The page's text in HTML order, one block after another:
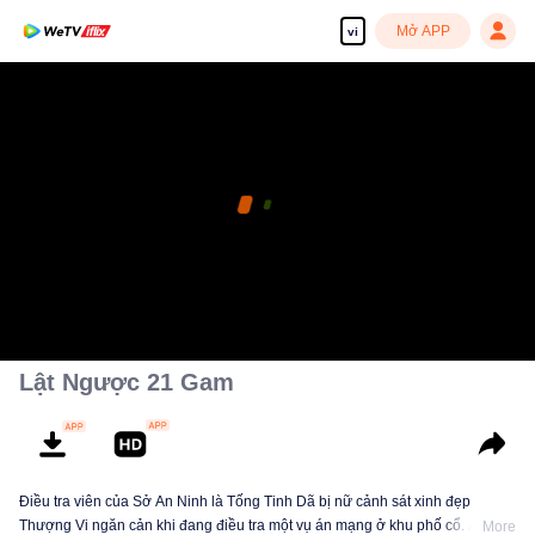
vi Mở APP
Lật Ngược 21 Gam
Điều tra viên của Sở An Ninh là Tống Tinh Dã bị nữ cảnh sát xinh đẹp
Thượng Vi ngăn cản khi đang điều tra một vụ án mạng ở khu phố cổ. AnhMore